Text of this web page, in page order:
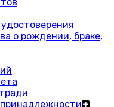
о рождении, браке,